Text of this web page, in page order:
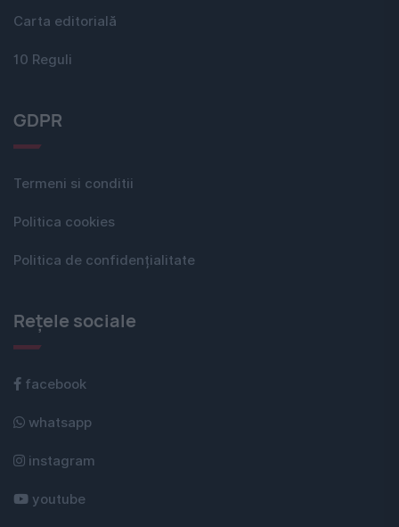
Carta editorială
10 Reguli
GDPR
Termeni si conditii
Politica cookies
Politica de confidențialitate
Rețele sociale
facebook
whatsapp
instagram
youtube